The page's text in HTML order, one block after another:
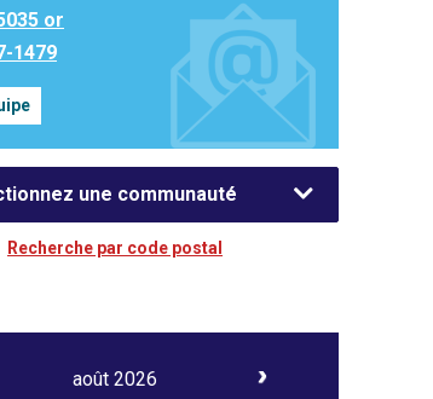
or
1479
une communauté
Recherche par code postal
août 2026